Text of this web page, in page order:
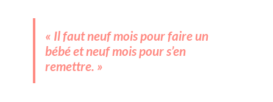
« Il faut neuf mois pour faire un
bébé et neuf mois pour s’en
remettre. »